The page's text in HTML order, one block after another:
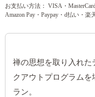
お支払い方法： VISA・
Amazon Pay・Paypay・d払い・楽
禅の思想を取り入れた
クアウトプログラム
ラン。